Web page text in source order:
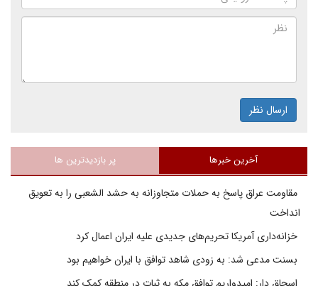
ارسال نظر
آخرین خبرها پر بازدیدترین ها
مقاومت عراق پاسخ به حملات متجاوزانه به حشد الشعبی را به تعویق
انداخت
خزانه‌داری آمریکا تحریم‌های جدیدی علیه ایران اعمال کرد
بسنت مدعی شد: به زودی شاهد توافق با ایران خواهیم بود